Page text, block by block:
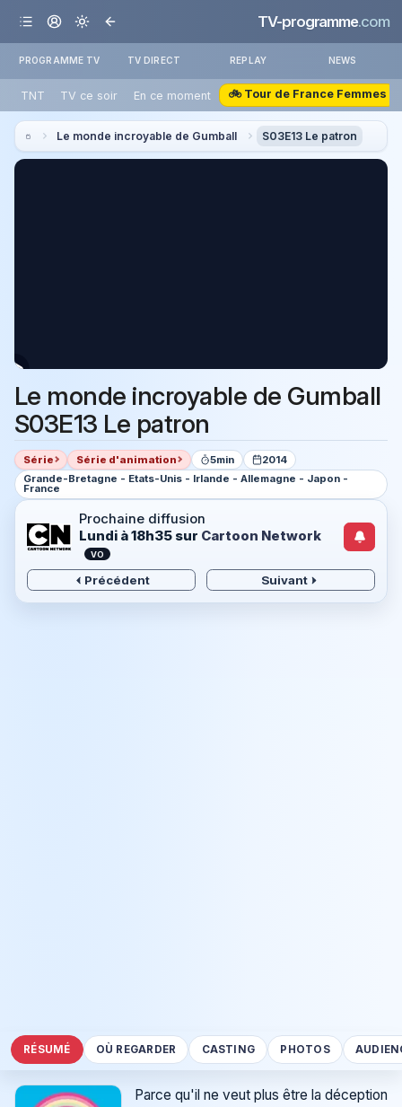
TV-programme.com
PROGRAMME TV TV DIRECT REPLAY NEWS
TNT TV ce soir En ce moment 🚲 Tour de France Femmes
Le monde incroyable de Gumball S03E13 Le patron
Le monde incroyable de Gumball
S03E13 Le patron
Série Série d'animation 5min
2014
Grande-Bretagne - Etats-Unis - Irlande - Allemagne - Japon -
France
Prochaine diffusion
Lundi à 18h35sur Cartoon Network
VO
Précédent Suivant
RÉSUMÉ OÙ REGARDER CASTING PHOTOS
Parce qu'il ne veut plus être la déception